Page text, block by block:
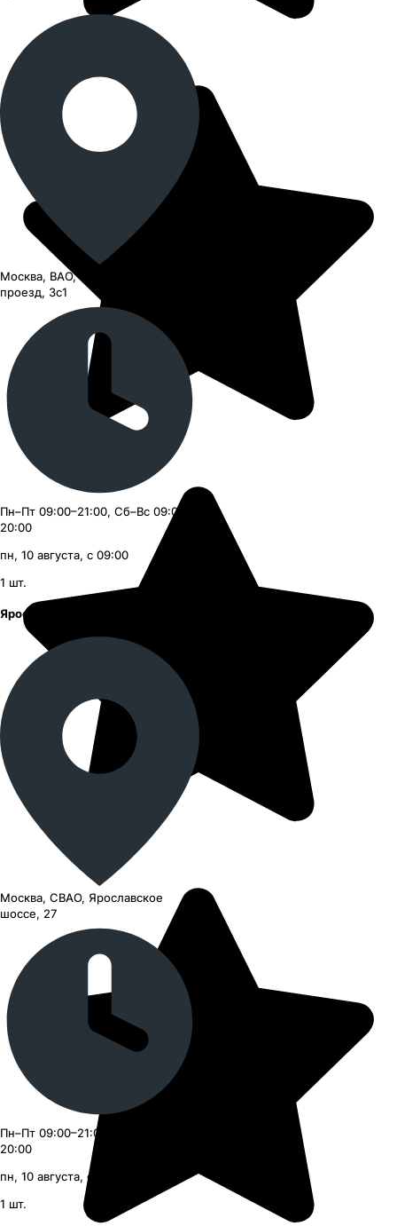
Москва, ВАО, Черницынский
проезд, 3с1
Пн–Пт 09:00–21:00, Сб–Вс 09:00–
20:00
пн, 10 августа, с 09:00
1 шт.
Ярославское шоссе
Москва, СВАО, Ярославское
шоссе, 27
Пн–Пт 09:00–21:00, Сб–Вс 09:00–
20:00
пн, 10 августа, с 09:00
1 шт.